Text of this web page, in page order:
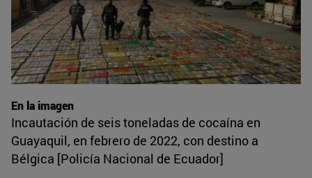
En la imagen
Incautación de seis toneladas de cocaína en
Guayaquil, en febrero de 2022, con destino a
Bélgica [Policía Nacional de Ecuador]